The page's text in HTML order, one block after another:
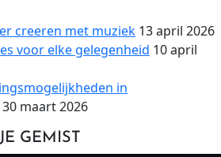
creeren met muziek 13 april 2026
voor elke gelegenheid 10 april
in
30 maart 2026
GEMIST